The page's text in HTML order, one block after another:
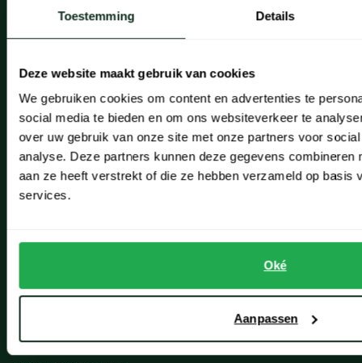
Toestemming Details
Deze website maakt gebruik van cookies
We gebruiken cookies om content en advertenties te
social media te bieden en om ons websiteverkeer te
over uw gebruik van onze site met onze partners voor
analyse. Deze partners kunnen deze gegevens combineren
aan ze heeft verstrekt of die ze hebben verzameld op basis
services.
Oké
Aanpassen
Onze winkels
Heemstede
Hillegom
Leiderdorp
Lisse
Noordwijk
Schulte Herenmode
Grote maten herenkleding